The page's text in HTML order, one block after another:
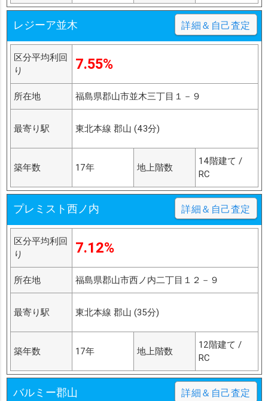
レジーア並木 詳細＆自己査定
区分平均利回
り
7.55%
所在地 福島県郡山市並木三丁目１－９
最寄り駅 東北本線 郡山 (43分)
築年数 17年 地上階数
14階建て /
RC
プレミスト西ノ内 詳細＆自己査定
区分平均利回
り
7.12%
所在地 福島県郡山市西ノ内二丁目１２－９
最寄り駅 東北本線 郡山 (35分)
築年数 17年 地上階数
12階建て /
RC
バルミー郡山 詳細＆自己査定